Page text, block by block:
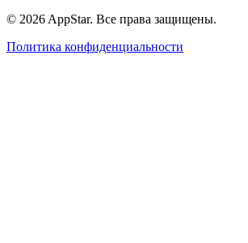
© 2026 AppStar. Все права защищены.
Политика конфиденциальности